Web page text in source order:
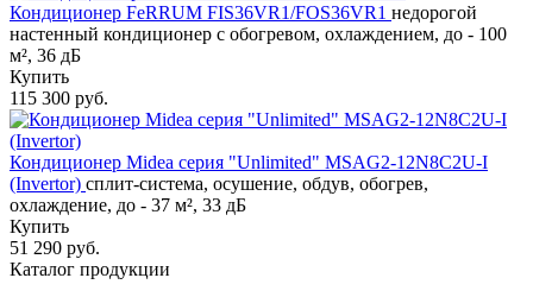
Кондиционер FeRRUM FIS36VR1/FOS36VR1 недорогой
настенный кондиционер с обогревом, охлаждением, до - 100
м², 36 дБ
Купить
115 300 руб.
Кондиционер Midea серия "Unlimited" MSAG2-12N8C2U-I
(Invertor) сплит-система, осушение, обдув, обогрев,
охлаждение, до - 37 м², 33 дБ
Купить
51 290 руб.
Каталог продукции